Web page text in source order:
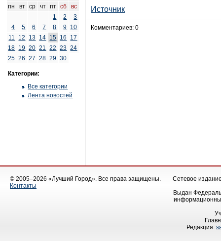
пн вт ср чт пт сб
вс
1
2
3
4
5 6 7 8 9 10
11
12 13 14 15 16
17
18 19 20 21 22 23 24
25 26 27 28 29 30
Категории:
Все категории
Лента новостей
Источник
Комментариев: 0
© 2005–2026 «Лучший Город». Все права защищены.
Контакты
Сетевое
Выдан
Редакция: